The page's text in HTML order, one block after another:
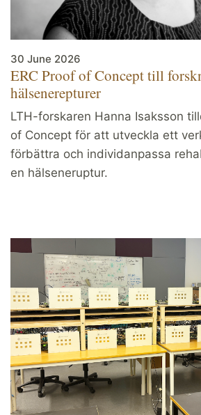
30 June 2026
ERC Proof of Concept till
hälsenerepturer
LTH-forskaren Hanna Isaksson
of Concept för att utveckla ett
förbättra och individanpassa
en hälseneruptur.